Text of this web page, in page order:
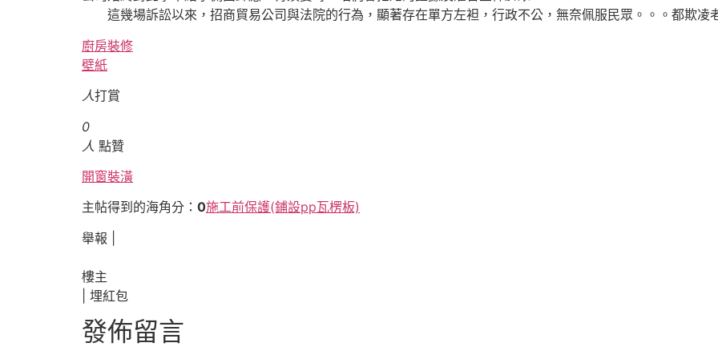
這幾場訴訟以來，招商貿易公司與法院的行為，顯著存在單方左袒，行政不公，無奈佩服民眾。。。都欺凌
廚房裝修
壁紙
人打賞
0
人 點贊
開窗裝潢
主帖得到的海角分： 0施工前保護(鋪設pp瓦楞板)
舉報 |
樓主
埋紅包
發佈留言